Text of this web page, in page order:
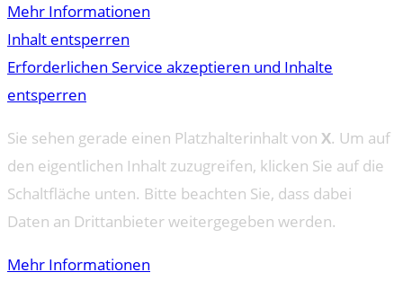
Mehr Informationen
Inhalt entsperren
Erforderlichen Service akzeptieren und Inhalte
entsperren
Sie sehen gerade einen Platzhalterinhalt von X. Um auf
den eigentlichen Inhalt zuzugreifen, klicken Sie auf die
Schaltfläche unten. Bitte beachten Sie, dass dabei
Daten an Drittanbieter weitergegeben werden.
Mehr Informationen